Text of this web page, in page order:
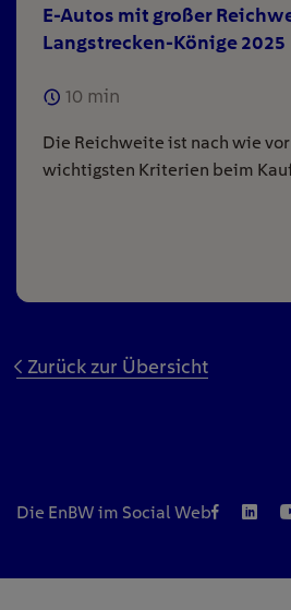
E-Autos mit großer
Langstrecken-Könige 2025
10 min
Die Reichweite ist nach wie
wichtigsten Kriterien beim
Zurück zur Übersicht
Die EnBW im Social Web